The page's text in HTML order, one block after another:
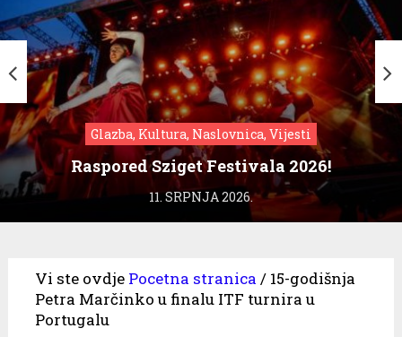
Glazba, Kultura, Naslovnica, Vijesti
Raspored Sziget Festivala 2026!
11. SRPNJA 2026.
Vi ste ovdje Pocetna stranica / 15-godišnja
Petra Marčinko u finalu ITF turnira u
Portugalu